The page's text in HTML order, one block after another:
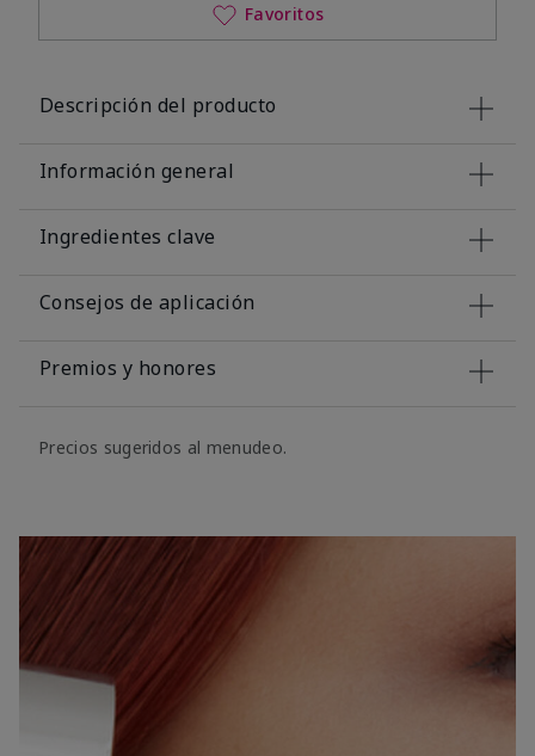
Favoritos
Descripción del producto
Información general
Ingredientes clave
Consejos de aplicación
Premios y honores
Precios sugeridos al menudeo.